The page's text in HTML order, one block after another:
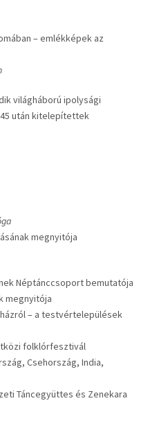
– emlékképek az
világháború ipolysági
után kitelepítettek
megnyitója
Néptánccsoport bemutatója
megnyitója
– a testvértelepülések
folklórfesztivál
Csehország, India,
Táncegyüttes és Zenekara